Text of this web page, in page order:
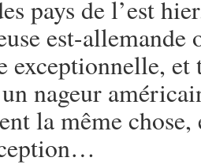
pays de l’est
est-allemande
exceptionnelle,
nageur
la même